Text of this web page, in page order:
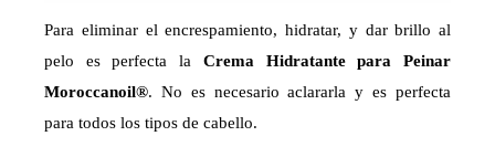
Para eliminar el encrespamiento, hidratar, y dar brillo al
pelo es perfecta la Crema Hidratante para Peinar
Moroccanoil®. No es necesario aclararla y es perfecta
para todos los tipos de cabello.